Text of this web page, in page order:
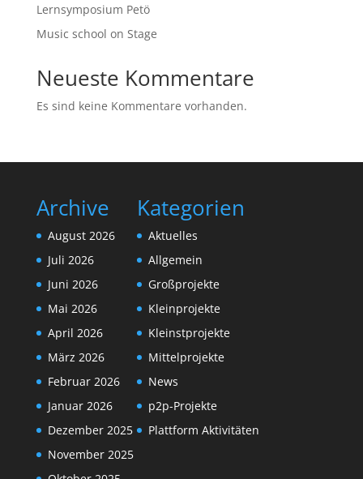
Lernsymposium Petö
Music school on Stage
Neueste Kommentare
Es sind keine Kommentare vorhanden.
Archive
August 2026
Juli 2026
Juni 2026
Mai 2026
April 2026
März 2026
Februar 2026
Januar 2026
Dezember 2025
November 2025
Kategorien
Aktuelles
Allgemein
Großprojekte
Kleinprojekte
Kleinstprojekte
Mittelprojekte
News
p2p-Projekte
Plattform Aktivitäten